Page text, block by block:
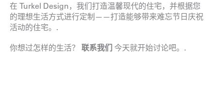
在 Turkel Design，我们打造温馨现代的住宅，并根据您
的理想生活方式进行定制——打造能够带来难忘节日庆祝
活动的住宅。.
你想过怎样的生活？ 联系我们 今天就开始讨论吧。.